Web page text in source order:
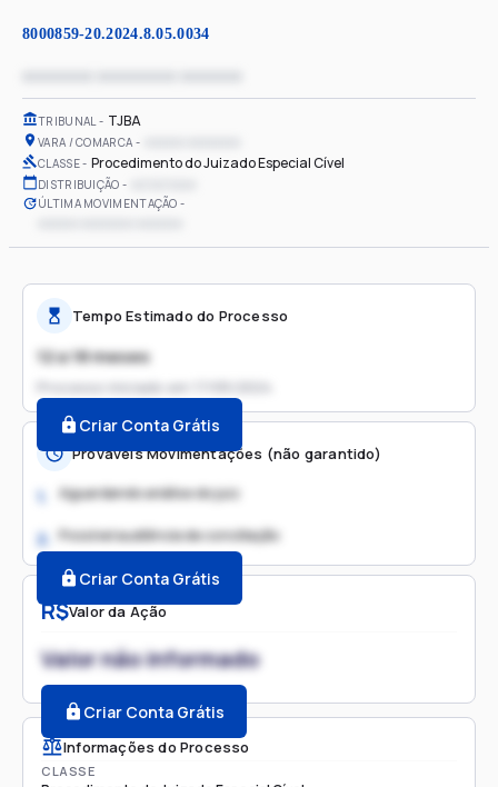
8000859-20.2024.8.05.0034
TRIBUNAL TJBA
VARA / COMARCA
CLASSE Procedimento do Juizado Especial Cível
DISTRIBUIÇÃO
ÚLTIMA MOVIMENTAÇÃO
R$Valor da Ação
Valor não informado
Criar Conta Grátis
Informações do Processo
CLASSE
Tempo Estimado do Processo
12 a 18 meses
Processo iniciado em
Criar Conta Grátis
Prováveis Movimentações (não garantido)
1. Aguardando análise do juiz
2. Possível audiência de conciliação
Criar Conta Grátis